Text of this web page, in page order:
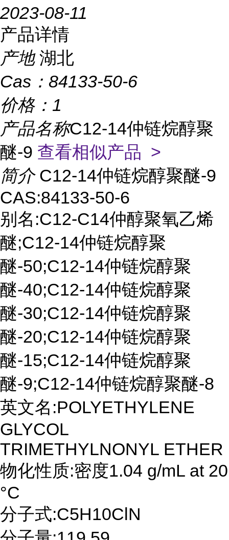
2023-08-11
产品详情
产地 湖北
Cas： 84133-50-6
价格： 1
产品名称C12-14仲链烷醇聚
醚-9 查看相似产品 >
简介 C12-14仲链烷醇聚醚-9
CAS:84133-50-6
别名:C12-C14仲醇聚氧乙烯
醚;C12-14仲链烷醇聚
醚-50;C12-14仲链烷醇聚
醚-40;C12-14仲链烷醇聚
醚-30;C12-14仲链烷醇聚
醚-20;C12-14仲链烷醇聚
醚-15;C12-14仲链烷醇聚
醚-9;C12-14仲链烷醇聚醚-8
英文名:POLYETHYLENE
GLYCOL
TRIMETHYLNONYL ETHER
物化性质:密度1.04 g/mL at 20
°C
分子式:C5H10ClN